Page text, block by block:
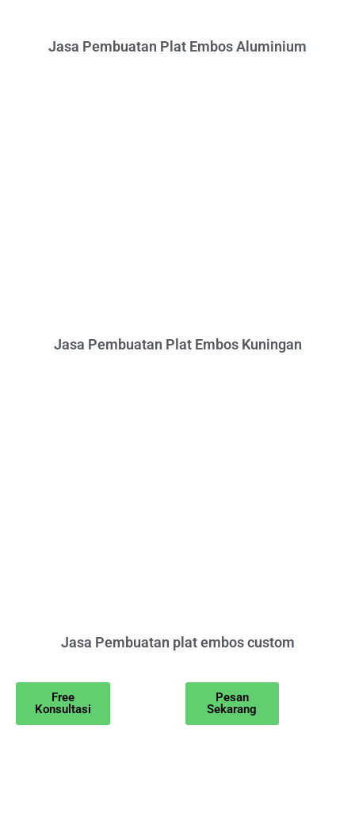
Jasa Pembuatan Plat Embos Aluminium
Jasa Pembuatan Plat Embos Kuningan
Jasa Pembuatan plat embos custom
Free
Konsultasi
Pesan
Sekarang